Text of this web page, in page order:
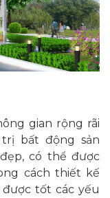
gian rộng rãi
bất động sản
có thể được
cách thiết kế
được tốt các yếu